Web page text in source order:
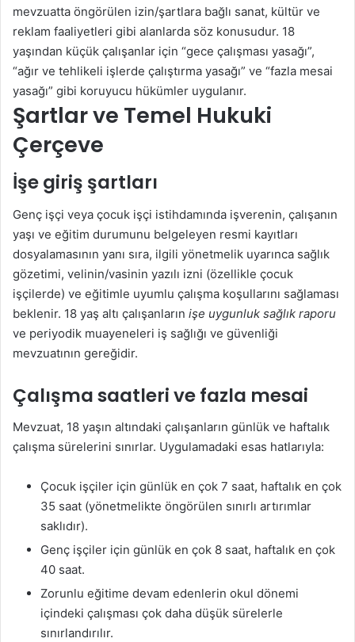
mevzuatta öngörülen izin/şartlara bağlı sanat, kültür ve
reklam faaliyetleri gibi alanlarda söz konusudur. 18
yaşından küçük çalışanlar için “gece çalışması yasağı”,
“ağır ve tehlikeli işlerde çalıştırma yasağı” ve “fazla mesai
yasağı” gibi koruyucu hükümler uygulanır.
Şartlar ve Temel Hukuki
Çerçeve
İşe giriş şartları
Genç işçi veya çocuk işçi istihdamında işverenin, çalışanın
yaşı ve eğitim durumunu belgeleyen resmi kayıtları
dosyalamasının yanı sıra, ilgili yönetmelik uyarınca sağlık
gözetimi, velinin/vasinin yazılı izni (özellikle çocuk
işçilerde) ve eğitimle uyumlu çalışma koşullarını sağlaması
beklenir. 18 yaş altı çalışanların işe uygunluk sağlık raporu
ve periyodik muayeneleri iş sağlığı ve güvenliği
mevzuatının gereğidir.
Çalışma saatleri ve fazla mesai
Mevzuat, 18 yaşın altındaki çalışanların günlük ve haftalık
çalışma sürelerini sınırlar. Uygulamadaki esas hatlarıyla:
Çocuk işçiler için günlük en çok 7 saat, haftalık en çok
35 saat (yönetmelikte öngörülen sınırlı artırımlar
saklıdır).
Genç işçiler için günlük en çok 8 saat, haftalık en çok
40 saat.
Zorunlu eğitime devam edenlerin okul dönemi
içindeki çalışması çok daha düşük sürelerle
sınırlandırılır.